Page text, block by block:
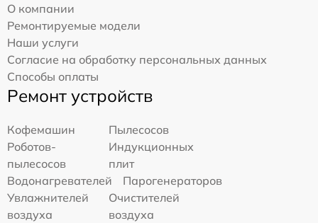
О компании
Ремонтируемые модели
Наши услуги
Согласие на обработку персональных данных
Способы оплаты
Ремонт устройств
Кофемашин
Пылесосов
Роботов-
пылесосов
Индукционных
плит
Водонагревателей
Парогенераторов
Увлажнителей
воздуха
Очистителей
воздуха